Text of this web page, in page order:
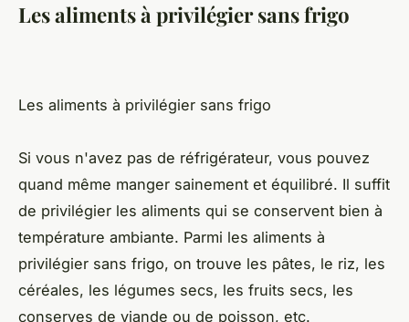
Les aliments à privilégier sans frigo
Les aliments à privilégier sans frigo
Si vous n'avez pas de réfrigérateur, vous pouvez
quand même manger sainement et équilibré. Il suffit
de privilégier les aliments qui se conservent bien à
température ambiante. Parmi les aliments à
privilégier sans frigo, on trouve les pâtes, le riz, les
céréales, les légumes secs, les fruits secs, les
conserves de viande ou de poisson, etc.